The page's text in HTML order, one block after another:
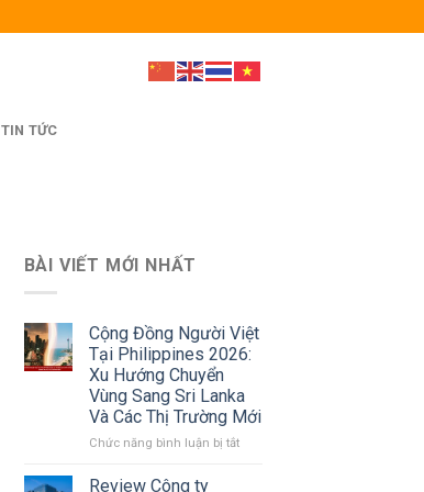
TIN TỨC
BÀI VIẾT MỚI NHẤT
Cộng Đồng Người Việt
Tại Philippines 2026:
Xu Hướng Chuyển
Vùng Sang Sri Lanka
Và Các Thị Trường Mới
Chức năng bình luận bị tắtở
Review Công ty